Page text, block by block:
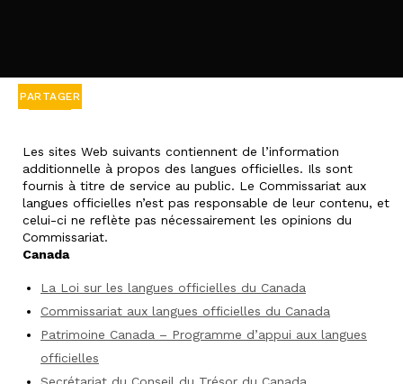
PARTAGER
Les sites Web suivants contiennent de l’information
additionnelle à propos des langues officielles. Ils sont
fournis à titre de service au public. Le Commissariat aux
langues officielles n’est pas responsable de leur contenu, et
celui-ci ne reflète pas nécessairement les opinions du
Commissariat.
Canada
La Loi sur les langues officielles du Canada
Commissariat aux langues officielles du Canada
Patrimoine Canada – Programme d’appui aux langues
officielles
Secrétariat du Conseil du Trésor du Canada